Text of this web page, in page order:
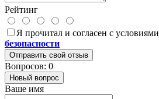
Рейтинг
Я прочитал и согласен с условиями
безопасности
Отправить свой отзыв
Вопросов: 0
Новый вопрос
Ваше имя